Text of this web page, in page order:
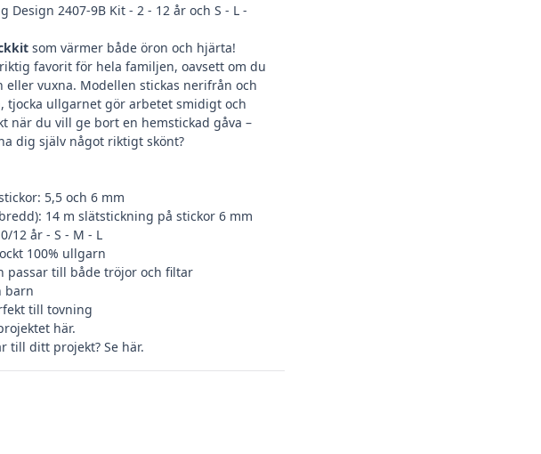
Design 2407-9B Kit - 2 - 12 år och S - L -
som värmer både öron och hjärta!
favorit för hela familjen, oavsett om du
eller vuxna. Modellen stickas nerifrån och
tjocka ullgarnet gör arbetet smidigt och
när du vill ge bort en hemstickad gåva –
dig själv något riktigt skönt?
5,5 och 6 mm
14 m slätstickning på stickor 6 mm
12 år - S - M - L
100% ullgarn
passar till både tröjor och filtar
barn
till tovning
här.
till ditt projekt? Se här.